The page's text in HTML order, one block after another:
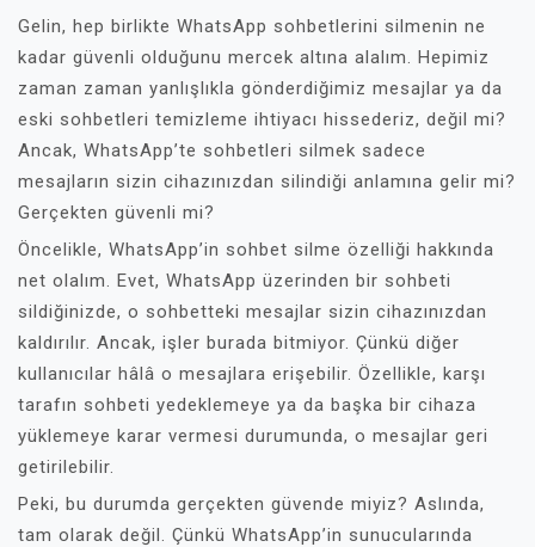
Gelin, hep birlikte WhatsApp sohbetlerini silmenin ne
kadar güvenli olduğunu mercek altına alalım. Hepimiz
zaman zaman yanlışlıkla gönderdiğimiz mesajlar ya da
eski sohbetleri temizleme ihtiyacı hissederiz, değil mi?
Ancak, WhatsApp’te sohbetleri silmek sadece
mesajların sizin cihazınızdan silindiği anlamına gelir mi?
Gerçekten güvenli mi?
Öncelikle, WhatsApp’in sohbet silme özelliği hakkında
net olalım. Evet, WhatsApp üzerinden bir sohbeti
sildiğinizde, o sohbetteki mesajlar sizin cihazınızdan
kaldırılır. Ancak, işler burada bitmiyor. Çünkü diğer
kullanıcılar hâlâ o mesajlara erişebilir. Özellikle, karşı
tarafın sohbeti yedeklemeye ya da başka bir cihaza
yüklemeye karar vermesi durumunda, o mesajlar geri
getirilebilir.
Peki, bu durumda gerçekten güvende miyiz? Aslında,
tam olarak değil. Çünkü WhatsApp’in sunucularında